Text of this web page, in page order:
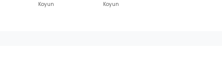
Koyun Koyun